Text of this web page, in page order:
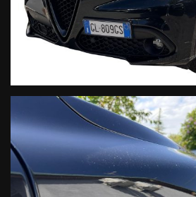
Segui Automobili Vendramini
e leggi
descrivono l’esperienza dei nostri
• Sul nostro sito ufficiale
potrai trovare l’intero parco auto
info per ogni singola vettura, i nostri
• Sulla nostra pagina Instagram
• Sul nostro profilo Google Business
Live Chat Whatsapp:
+ 39 347 2621925 Orari Dal lunedì
14:30/19:30 Sabato 8:30 12:30 14.30